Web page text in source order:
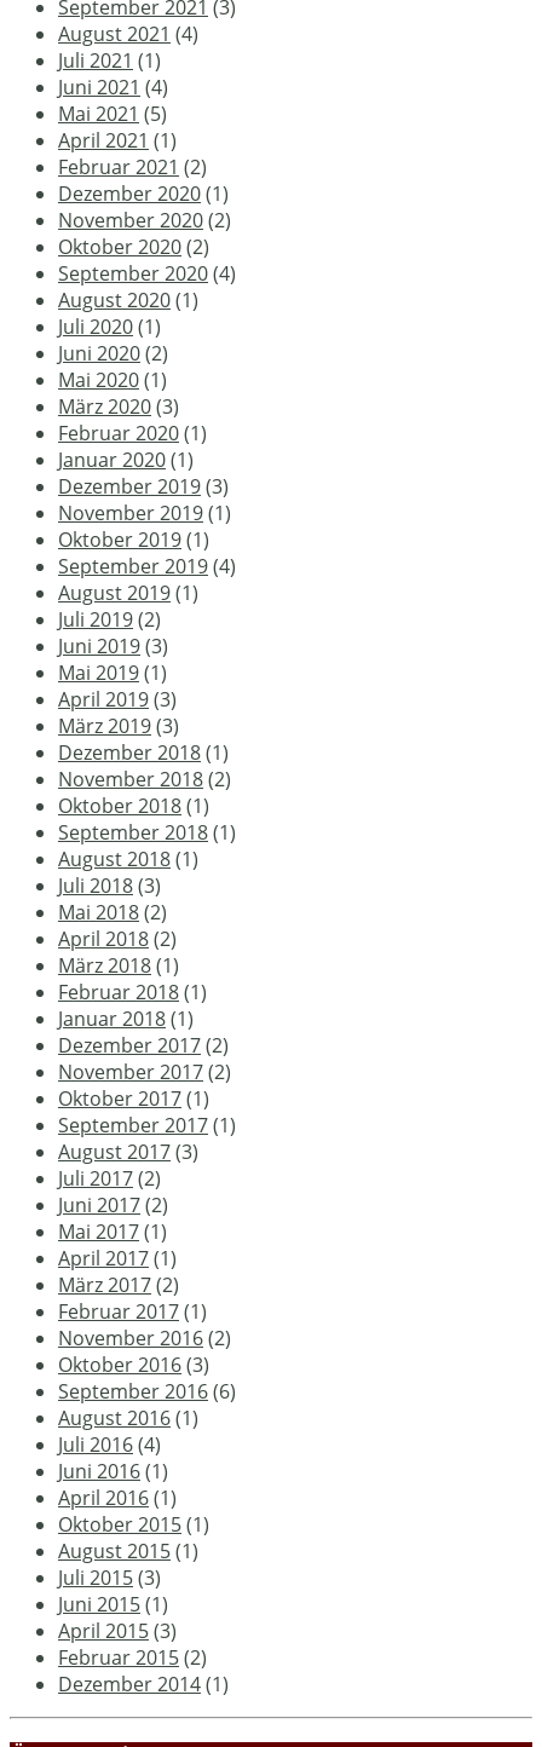
September 2021 (3)
August 2021 (4)
Juli 2021 (1)
Juni 2021 (4)
Mai 2021 (5)
April 2021 (1)
Februar 2021 (2)
Dezember 2020(1)
November 2020(2)
Oktober 2020(2)
September 2020(4)
August 2020(1)
Juli 2020(1)
Juni 2020(2)
Mai 2020(1)
März 2020(3)
Februar 2020(1)
Januar 2020(1)
Dezember 2019(3)
November 2019(1)
Oktober 2019(1)
September 2019(4)
August 2019(1)
Juli 2019(2)
Juni 2019(3)
Mai 2019(1)
April 2019(3)
März 2019(3)
Dezember 2018(1)
November 2018(2)
Oktober 2018(1)
September 2018(1)
August 2018(1)
Juli 2018(3)
Mai 2018(2)
April 2018(2)
März 2018(1)
Februar 2018(1)
Januar 2018(1)
Dezember 2017(2)
November 2017(2)
Oktober 2017(1)
September 2017(1)
August 2017(3)
Juli 2017(2)
Juni 2017(2)
Mai 2017(1)
April 2017(1)
März 2017(2)
Februar 2017(1)
November 2016(2)
Oktober 2016(3)
September 2016(6)
August 2016(1)
Juli 2016(4)
Juni 2016(1)
April 2016(1)
Oktober 2015(1)
August 2015(1)
Juli 2015(3)
Juni 2015(1)
April 2015(3)
Februar 2015(2)
Dezember 2014(1)